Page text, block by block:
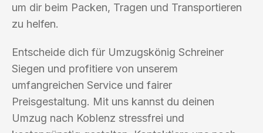
um dir beim Packen, Tragen und Transportieren
zu helfen.
Entscheide dich für Umzugskönig Schreiner
Siegen und profitiere von unserem
umfangreichen Service und fairer
Preisgestaltung. Mit uns kannst du deinen
Umzug nach Koblenz stressfrei und